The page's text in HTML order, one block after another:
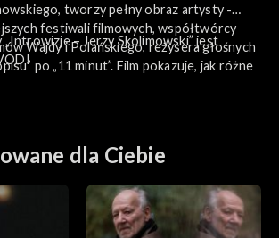
tworzy pełny obraz artysty -
festiwali filmowych, współtwórcy
Wajdy i Polańskiego, reżysera głośnych
po „11 minut”. Film pokazuje, jak różne
splatają się w życiu jednego z
„Introwizje – Jerzy Skolimowski” jest
dla Ciebie